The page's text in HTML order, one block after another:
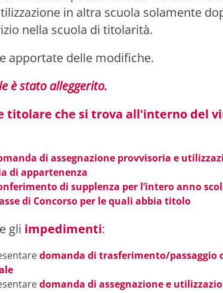
in altra scuola solamente
nella scuola di titolarità.
apportate delle modifiche.
è stato alleggerito.
titolare che si trova all'interno del
di assegnazione provvisoria e
di appartenenza
di supplenza per l’intero anno
di Concorso per le quali abbia titolo
gli impedimenti:
domanda di trasferimento/passaggio
domanda di assegnazionee